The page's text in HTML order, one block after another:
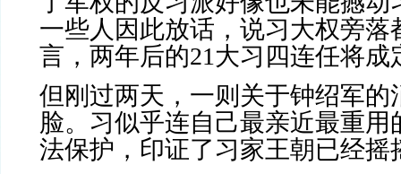
一些人因此放话，说习大权旁落
言，两年后的21 大习四连任将成
但刚过两天，一则关于钟绍军的
脸。习似乎连自己最亲近最重用
法保护，印证了习家王朝已经摇